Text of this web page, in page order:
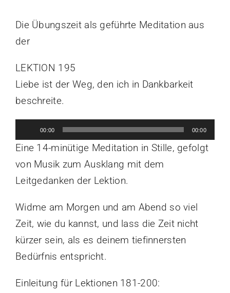
Die Übungszeit als geführte Meditation aus
der
LEKTION 195
Liebe ist der Weg, den ich in Dankbarkeit
beschreite.
Audio-
Player
00:00 00:00
Eine 14-minütige Meditation in Stille, gefolgt
von Musik zum Ausklang mit dem
Leitgedanken der Lektion.
Widme am Morgen und am Abend so viel
Zeit, wie du kannst, und lass die Zeit nicht
kürzer sein, als es deinem tiefinnersten
Bedürfnis entspricht.
Einleitung für Lektionen 181-200: